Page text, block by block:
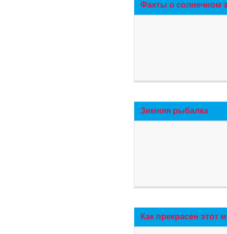
Факты о солнечном
Зимняя рыбалка
Как прекрасен этот